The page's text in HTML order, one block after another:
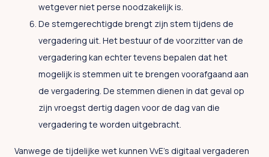
wetgever niet perse noodzakelijk is.
De stemgerechtigde brengt zijn stem tijdens de
vergadering uit. Het bestuur of de voorzitter van de
vergadering kan echter tevens bepalen dat het
mogelijk is stemmen uit te brengen voorafgaand aan
de vergadering. De stemmen dienen in dat geval op
zijn vroegst dertig dagen voor de dag van die
vergadering te worden uitgebracht.
Vanwege de tijdelijke wet kunnen VvE’s digitaal vergaderen